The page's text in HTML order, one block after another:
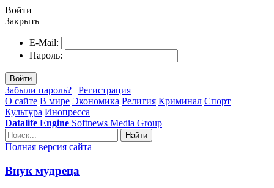
Войти
Закрыть
E-Mail:
Пароль:
Войти
Забыли пароль? | Регистрация
О сайте В мире Экономика Религия Криминал Спорт
Культура Инопресса
Datalife Engine Softnews Media Group
Найти
Полная версия сайта
Внук мудреца